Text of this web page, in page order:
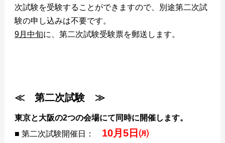
次試験を受験することができますので、別途第二次試
験の申し込みは不要です。
9月中旬に、第二次試験受験票を郵送します。
≪ 第二次試験 ≫
東京と大阪の2つの会場にて同時に開催します。
■ 第二次試験開催日： 10月5日㈪